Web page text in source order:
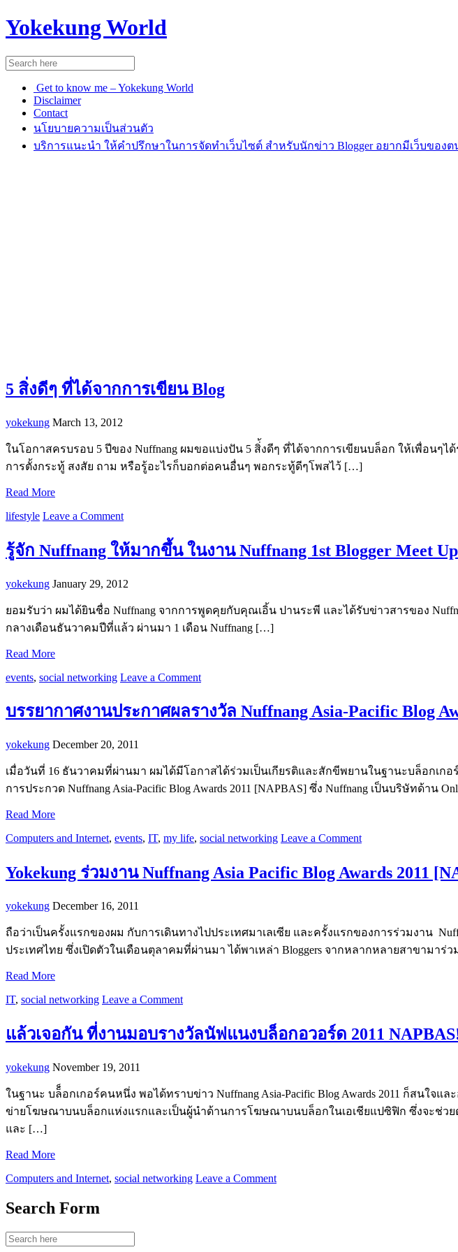
Yokekung World
Get to know me – Yokekung World
Disclaimer
Contact
นโยบายความเป็นส่วนตัว
บริการแนะนำ ให้คำปรึกษาในการจัดทำเว็บไซต์ สำหรับนักข่าว Blogger อยากมีเว็บของต
5 สิ่งดีๆ ที่ได้จากการเขียน Blog
yokekung March 13, 2012
ในโอกาสครบรอบ 5 ปีของ Nuffnang ผมขอแบ่งปัน 5 สิ่้งดีๆ ที่ได้จากการเขียนบล็อก ให้เพื่อนๆ
การตั้งกระทู้ สงสัย ถาม หรือรู้อะไรก็บอกต่อคนอื่นๆ พอกระทู้ดีๆโพสไว้ […]
Read More
lifestyle Leave a Comment
รู้จัก Nuffnang ให้มากขึ้น ในงาน Nuffnang 1st Blogger Meet Up
yokekung January 29, 2012
ยอมรับว่า ผมได้ยินชื่อ Nuffnang จากการพูดคุยกับคุณเอิ้น ปานระพี และได้รับข่าวสารของ
กลางเดือนธันวาคมปีที่แล้ว ผ่านมา 1 เดือน Nuffnang […]
Read More
events, social networking Leave a Comment
บรรยากาศงานประกาศผลรางวัล Nuffnang Asia-Pacific Blog
yokekung December 20, 2011
เมื่อวันที่ 16 ธันวาคมที่ผ่านมา ผมได้มีโอกาสได้ร่วมเป็นเกียรติและสักขีพยานในฐานะบล็อกเ
การประกวด Nuffnang Asia-Pacific Blog Awards 2011 [NAPBAS] ซึ่ง Nuffnang เป็นบริษัทด้
Read More
Computers and Internet, events, IT, my life, social networking Leave a Comment
Yokekung ร่วมงาน Nuffnang Asia Pacific Blog Awards 2011
yokekung December 16, 2011
ถือว่าเป็นครั้งแรกของผม กับการเดินทางไปประเทศมาเลเซีย และครั้งแรกของการร่วมงาน
ประเทศไทย ซึ่งเปิดตัวในเดือนตุลาคมที่ผ่านมา ได้พาเหล่า Bloggers จากหลากหลายสาขามาร่
Read More
IT, social networking Leave a Comment
แล้วเจอกัน ที่งานมอบรางวัลนัฟแนงบล็อกอวอร์ด 2011
yokekung November 19, 2011
ในฐานะ บล็็อกเกอร์คนหนึ่ง พอได้ทราบข่าว Nuffnang Asia-Pacific Blog Awards 2011 ก็สนใ
ข่ายโฆษณาบนบล็อกแห่งแรกและเป็นผู้นำด้านการโฆษณาบนบล็อกในเอเชียแปซิฟิก ซึ่งจะช่ว
และ […]
Read More
Computers and Internet, social networking Leave a Comment
Search Form